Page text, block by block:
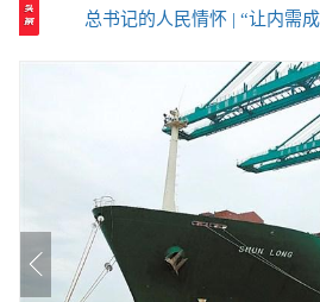
总书记的人民情怀 | “让内需